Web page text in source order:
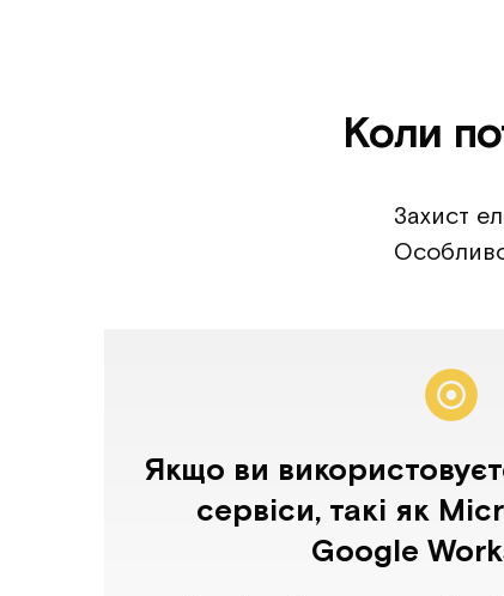
Коли
Захист
Якщо ви
сервіси, такі як
Google